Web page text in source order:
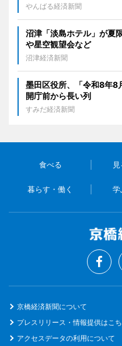
やんばる経済新聞
沼津「淡島ホテル」が夏
や星空観望会など
沼津経済新聞
墨田区役所、「令和8年
開庁前から長い列
すみだ経済新聞
食べる
暮らす・働く 学
京橋経済新聞について
プレスリリース・情報提供はこ
アクセスデータの利用について